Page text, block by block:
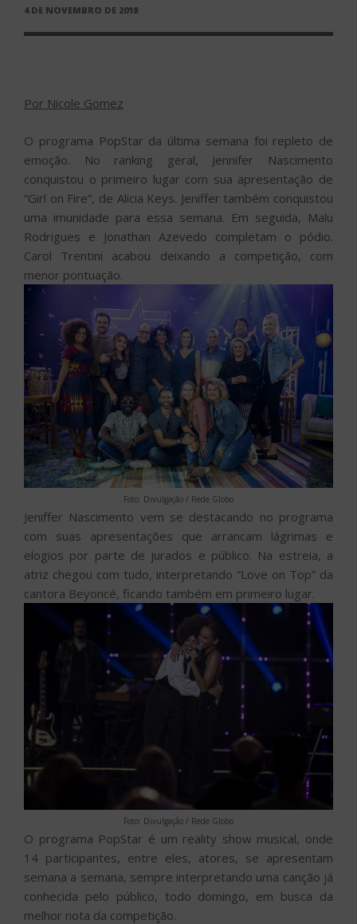
PUBLICADO
4 DE NOVEMBRO DE 2018
Por Nicole Gomez
O programa PopStar da última semana foi repleto de
emoção. No ranking geral, Jennifer Nascimento
conquistou o primeiro lugar com sua apresentação de
“Girl on Fire”, de Alicia Keys. Jeniffer também conquistou
uma imunidade para essa semana. Em seguida, Malu
Rodrigues e Jonathan Azevedo completam o pódio.
Carol Trentini acabou deixando a competição, com
menor pontuação.
Foto: Divulgação / Rede Globo
Jeniffer Nascimento vem se destacando no programa
com suas apresentações que arrancam lágrimas e
elogios por parte de jurados e público. Na estreia, a
atriz chegou com tudo, interpretando “Love on Top” da
cantora Beyoncé, ficando também em primeiro lugar.
Foto: Divulgação / Rede Globo
O programa PopStar é um reality show musical, onde
14 participantes, entre eles, atores, se apresentam
semana a semana, sempre interpretando uma canção já
conhecida pelo público, todo domingo, em busca da
melhor nota da competição.